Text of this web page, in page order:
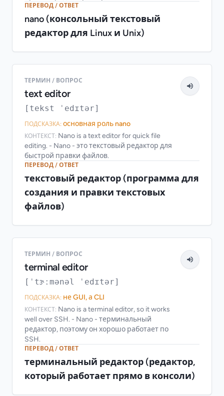
ПЕРЕВОД / ОТВЕТ
nano (консольный текстовый
редактор для Linux и Unix)
ТЕРМИН / ВОПРОС
text editor
[tekst ˈedɪtər]
ПОДСКАЗКА: основная роль nano
КОНТЕКСТ: Nano is a text editor for quick file
editing. - Nano - это текстовый редактор для
быстрой правки файлов.
ПЕРЕВОД / ОТВЕТ
текстовый редактор (программа для
создания и правки текстовых
файлов)
ТЕРМИН / ВОПРОС
terminal editor
[ˈtɝːmənəl ˈedɪtər]
ПОДСКАЗКА: не GUI, а CLI
КОНТЕКСТ: Nano is a terminal editor, so it works
well over SSH. - Nano - терминальный
редактор, поэтому он хорошо работает по
SSH.
ПЕРЕВОД / ОТВЕТ
терминальный редактор (редактор,
который работает прямо в консоли)